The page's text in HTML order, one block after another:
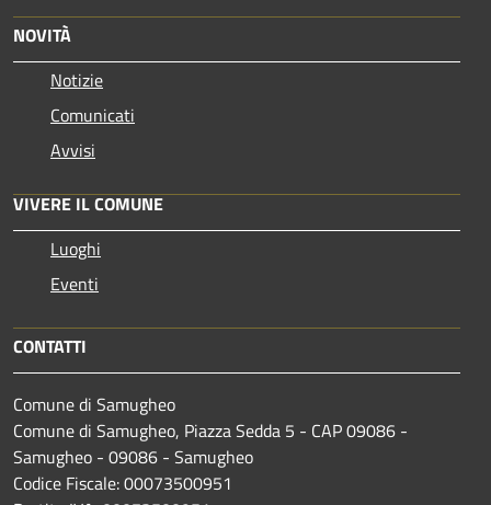
NOVITÀ
Notizie
Comunicati
Avvisi
VIVERE IL COMUNE
Luoghi
Eventi
CONTATTI
Comune di Samugheo
Comune di Samugheo, Piazza Sedda 5 - CAP 09086 -
Samugheo - 09086 - Samugheo
Codice Fiscale: 00073500951